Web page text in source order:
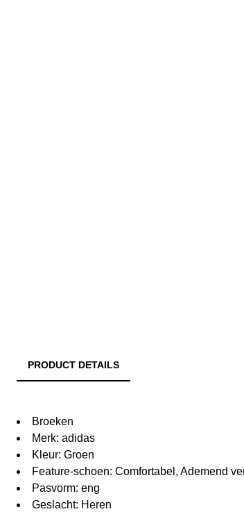
PRODUCT DETAILS
Broeken
Merk: adidas
Kleur: Groen
Feature-schoen: Comfortabel, Ademend
Pasvorm: eng
Geslacht: Heren